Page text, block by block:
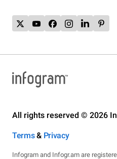
All rights reserved © 2026
Terms& Privacy
Infogram and Infogr.am are